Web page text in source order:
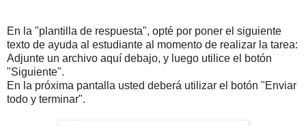
En la "plantilla de respuesta", opté por poner el siguiente
texto de ayuda al estudiante al momento de realizar la tarea:
Adjunte un archivo aquí debajo, y luego utilice el botón
"Siguiente".
En la próxima pantalla usted deberá utilizar el botón "Enviar
todo y terminar".